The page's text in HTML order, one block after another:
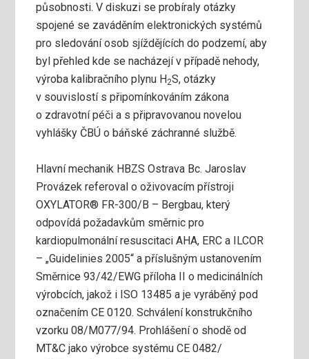
působnosti. V diskuzi se probíraly otázky
spojené se zaváděním elektronických systémů
pro sledování osob sjíždějících do podzemí, aby
byl přehled kde se nacházejí v případě nehody,
výroba kalibračního plynu H2S, otázky
v souvislostí s připomínkováním zákona
o zdravotní péči a s připravovanou novelou
vyhlášky ČBÚ o báňské záchranné službě.
Hlavní mechanik HBZS Ostrava Bc. Jaroslav
Provázek referoval o oživovacím přístroji
OXYLATOR® FR-300/B – Bergbau, který
odpovídá požadavkům směrnic pro
kardiopulmonální resuscitaci AHA, ERC a ILCOR
– „Guidelinies 2005“ a příslušným ustanovením
Směrnice 93/42/EWG příloha II o medicinálních
výrobcích, jakož i ISO 13485 a je vyráběný pod
označením CE 0120. Schválení konstrukčního
vzorku 08/M077/94. Prohlášení o shodě od
MT&C jako výrobce systému CE 0482/